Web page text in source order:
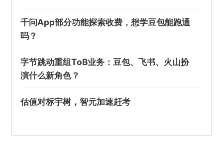
千问App部分功能探索收费，想学豆包能跑通
吗？
字节跳动重组ToB业务：豆包、飞书、火山扮
演什么新角色？
估值对标宇树，智元加速赶考